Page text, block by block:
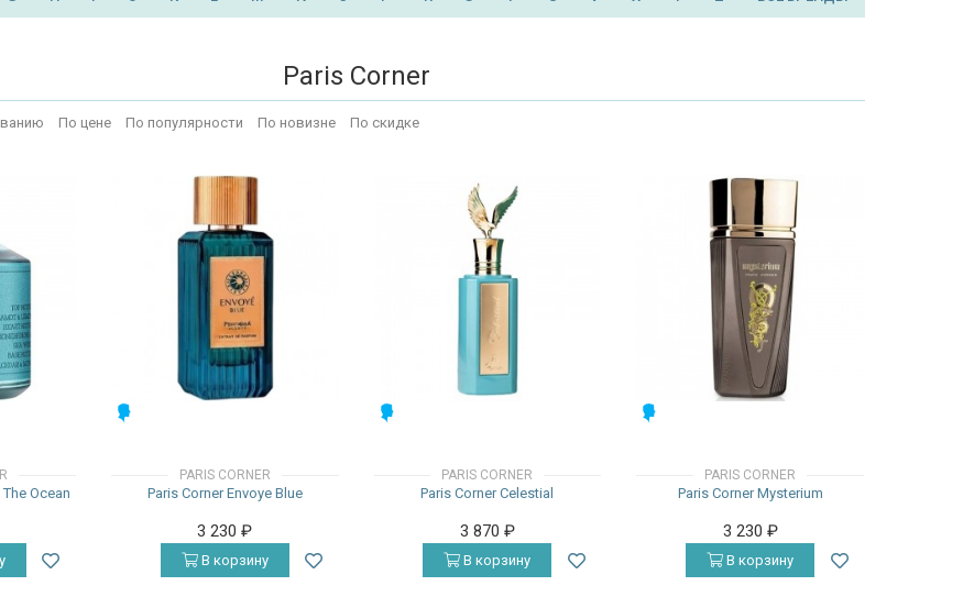
Paris Corner
По цене По популярности По новизне По скидке
Ocean
PARIS CORNER
Paris Corner Envoye Blue
3 230₽
В корзину
PARIS CORNER
Paris Corner Celestial
3 870 ₽
В корзину
PARIS CORNER
Paris Corner Mysterium
3 230 ₽
В корзину